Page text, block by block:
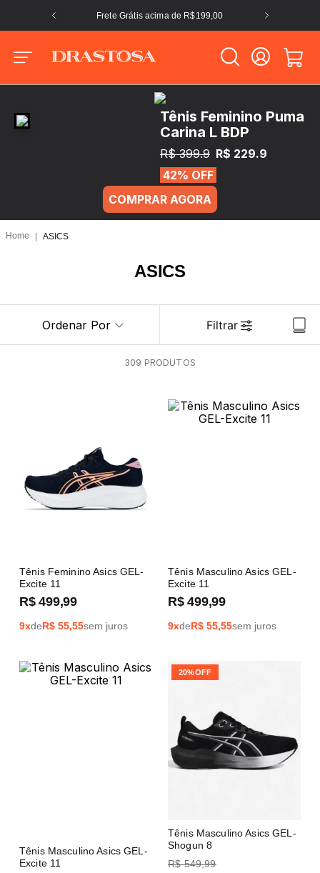
Frete Grátis acima de R$199,00
Tênis Feminino Puma
Carina L BDP
R$ 399.9 R$ 229.9
42% OFF
COMPRAR AGORA
ASICS
ASICS
Ordenar Por Filtrar
309 PRODUTOS
Tênis Feminino Asics GEL-
Excite 11
R$ 499,99
9xdeR$ 55,55sem juros
Tênis Masculino Asics GEL-
Excite 11
R$ 499,99
9xdeR$ 55,55sem juros
Tênis Masculino Asics GEL-
Excite 11
Tênis Masculino Asics GEL-
Shogun 8
20%OFF
R$ 549,99